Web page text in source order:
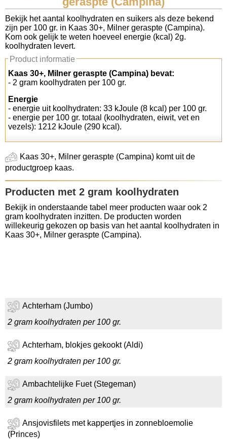
Koolhydraten tellen
Links
Bekijk het aantal koolhydraten en suikers als deze bekend
zijn per 100 gr. in Kaas 30+, Milner geraspte (Campina).
Kom ook gelijk te weten hoeveel energie (kcal) 2g.
koolhydraten levert.
Product informatie
Kaas 30+, Milner geraspte (Campina) bevat:
- 2 gram koolhydraten per 100 gr.
Energie
- energie uit koolhydraten: 33 kJoule (8 kcal) per 100 gr.
- energie per 100 gr. totaal (koolhydraten, eiwit, vet en
vezels): 1212 kJoule (290 kcal).
Kaas 30+, Milner geraspte (Campina) komt uit de
productgroep kaas.
Producten met 2 gram koolhydraten
Bekijk in onderstaande tabel meer producten waar ook 2
gram koolhydraten inzitten. De producten worden
willekeurig gekozen op basis van het aantal koolhydraten in
Kaas 30+, Milner geraspte (Campina).
Achterham (Jumbo)
2 gram koolhydraten per 100 gr.
Achterham, blokjes gekookt (Aldi)
2 gram koolhydraten per 100 gr.
Ambachtelijke Fuet (Stegeman)
2 gram koolhydraten per 100 gr.
Ansjovisfilets met kappertjes in zonnebloemolie
(Princes)